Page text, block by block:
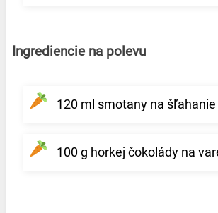
Ingrediencie na polevu
120 ml smotany na šľahanie
100 g horkej čokolády na